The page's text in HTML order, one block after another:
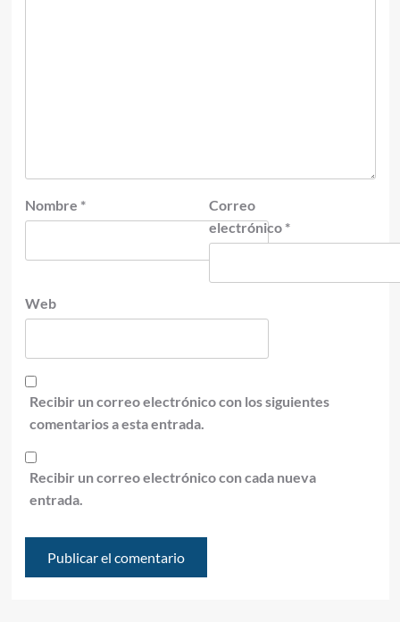
Nombre *
Correo
electrónico *
Web
Recibir un correo electrónico con los siguientes
comentarios a esta entrada.
Recibir un correo electrónico con cada nueva
entrada.